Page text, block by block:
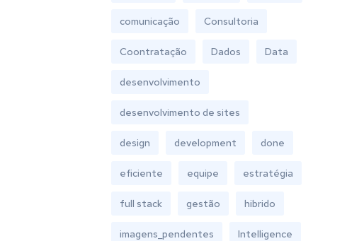
comunicação Consultoria
Coontratação Dados Data
desenvolvimento
desenvolvimento de sites
design development done
eficiente equipe estratégia
full stack gestão hibrido
imagens_pendentes Intelligence